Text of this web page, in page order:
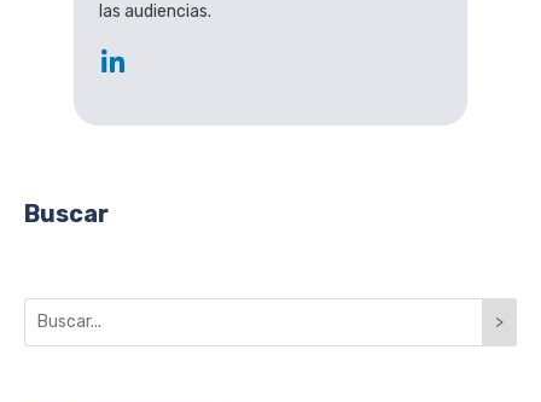
las audiencias.
Buscar
>